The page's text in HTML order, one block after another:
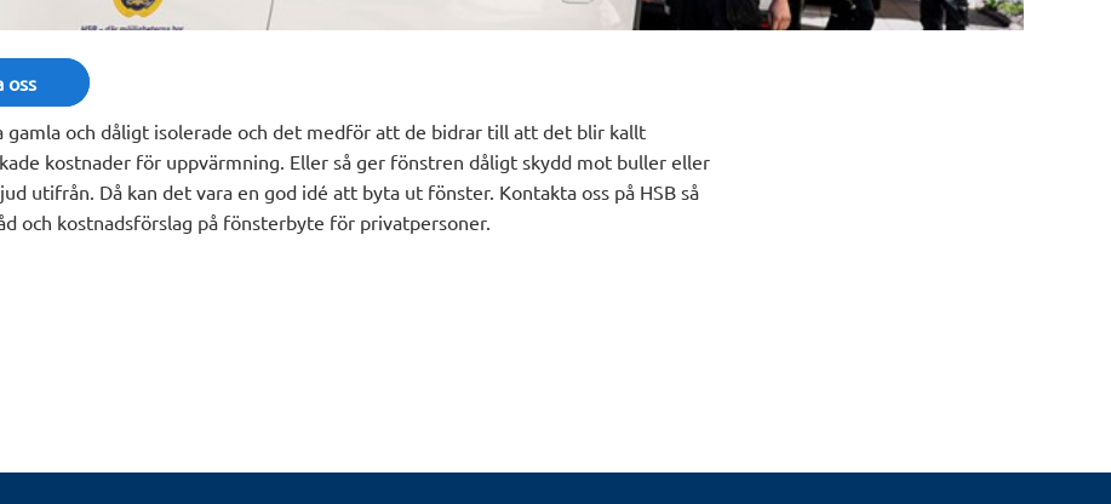
oss
gamla och dåligt isolerade och det medför att de bidrar till att det blir kallt
kostnader för uppvärmning. Eller så ger fönstren dåligt skydd mot buller eller
utifrån. Då kan det vara en god idé att byta ut fönster. Kontakta oss på HSB så
och kostnadsförslag på fönsterbyte för privatpersoner.